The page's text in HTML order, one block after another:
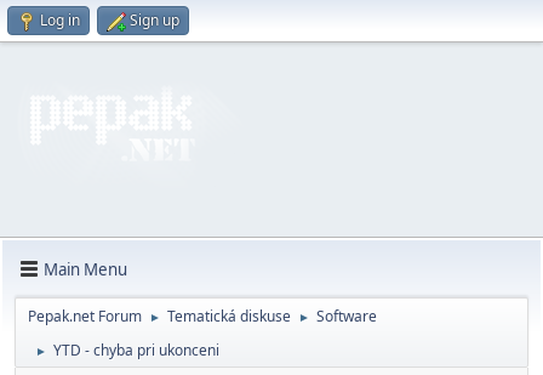
Log in Sign up
Main Menu
Pepak.net Forum ► Tematická diskuse ► Software
► YTD - chyba pri ukonceni